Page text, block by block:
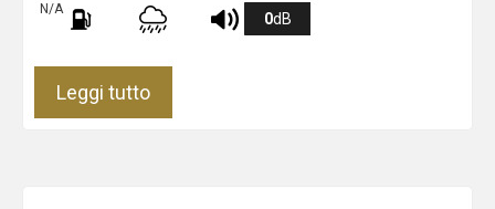
N/A
0dB
Leggi tutto